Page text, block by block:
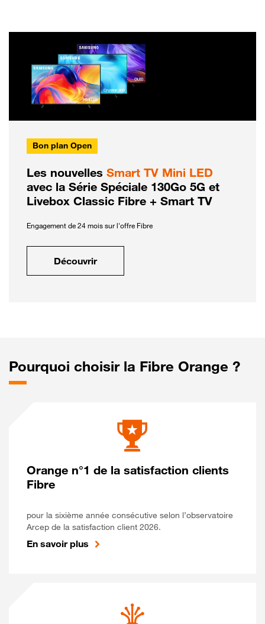
Bon plan Open
Les nouvelles Smart TV Mini LED
avec la Série Spéciale 130Go 5G et
Livebox Classic Fibre + Smart TV
Engagement de 24 mois sur l'offre Fibre
Découvrir
Pourquoi choisir la Fibre Orange ?
Orange n°1 de la satisfaction clients
Fibre
pour la sixième année consécutive selon l’observatoire
Arcep de la satisfaction client 2026.
En savoir plus